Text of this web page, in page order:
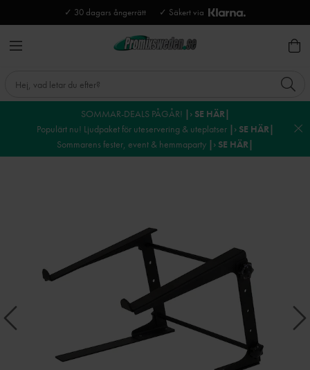
✓ 30 dagars ångerrätt ✓ Säkert via
SOMMAR-DEALS PÅGÅR! |› SE HÄR|
Populärt nu! Ljudpaket för uteservering & uteplatser |› SE HÄR|
Sommarens fester, event & hemmaparty |› SE HÄR|